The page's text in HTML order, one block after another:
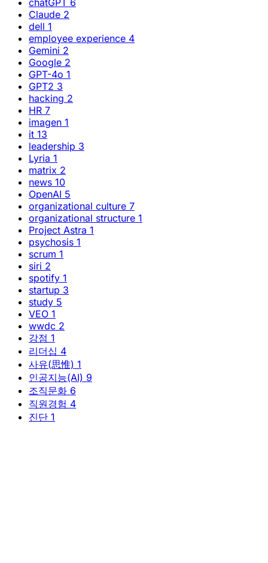
Claude 2
dell 1
employee experience 4
Gemini 2
Google 2
GPT-4o 1
GPT2 3
hacking 2
HR 7
imagen 1
it 13
leadership 3
Lyria 1
matrix 2
news 10
OpenAI 5
organizational culture 7
organizational structure 1
Project Astra 1
psychosis 1
scrum 1
siri 2
spotify 1
startup 3
study 5
VEO 1
wwdc 2
강점 1
리더십 4
사유(思惟) 1
인공지능(AI) 9
조직문화 6
직원경험 4
진단 1